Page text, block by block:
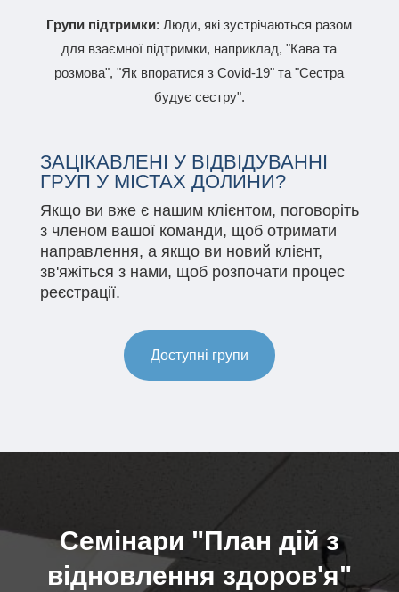
Групи підтримки: Люди, які зустрічаються разом
для взаємної підтримки, наприклад, "Кава та
розмова", "Як впоратися з Covid-19" та "Сестра
будує сестру".
ЗАЦІКАВЛЕНІ У ВІДВІДУВАННІ
ГРУП У МІСТАХ ДОЛИНИ?
Якщо ви вже є нашим клієнтом, поговоріть
з членом вашої команди, щоб отримати
направлення, а якщо ви новий клієнт,
зв'яжіться з нами, щоб розпочати процес
реєстрації.
Доступні групи
Семінари "План дій з
відновлення здоров'я"